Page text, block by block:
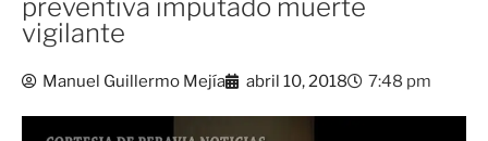
preventiva imputado muerte
vigilante
Manuel Guillermo Mejía abril 10, 2018 7:48 pm